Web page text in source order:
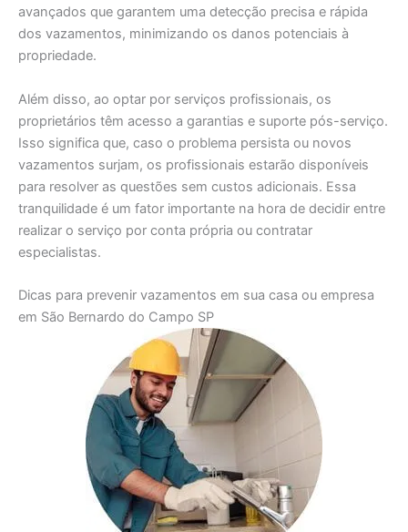
avançados que garantem uma detecção precisa e rápida
dos vazamentos, minimizando os danos potenciais à
propriedade.
Além disso, ao optar por serviços profissionais, os
proprietários têm acesso a garantias e suporte pós-serviço.
Isso significa que, caso o problema persista ou novos
vazamentos surjam, os profissionais estarão disponíveis
para resolver as questões sem custos adicionais. Essa
tranquilidade é um fator importante na hora de decidir entre
realizar o serviço por conta própria ou contratar
especialistas.
Dicas para prevenir vazamentos em sua casa ou empresa
em São Bernardo do Campo SP